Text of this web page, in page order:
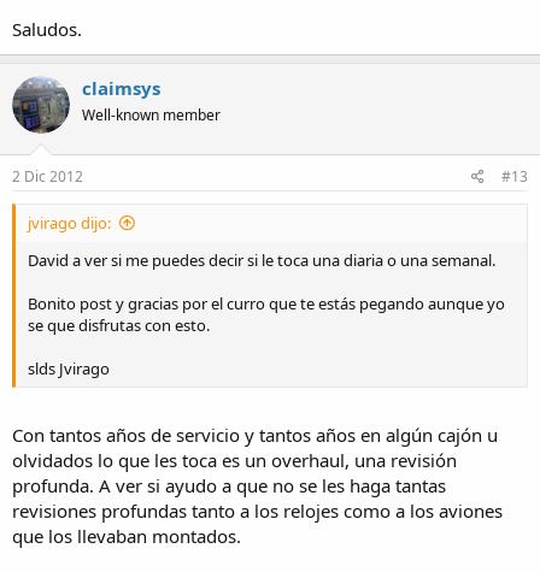
Saludos.
claimsys
Well-known member
2 Dic 2012 #13
jvirago dijo:
David a ver si me puedes decir si le toca una diaria o una semanal.
Bonito post y gracias por el curro que te estás pegando aunque yo
se que disfrutas con esto.
slds Jvirago
Con tantos años de servicio y tantos años en algún cajón u
olvidados lo que les toca es un overhaul, una revisión
profunda. A ver si ayudo a que no se les haga tantas
revisiones profundas tanto a los relojes como a los aviones
que los llevaban montados.